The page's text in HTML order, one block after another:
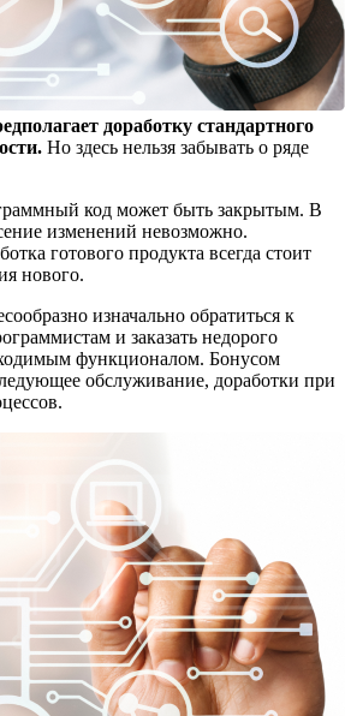
доработку стандартного
Но здесь нельзя забывать о ряде
код может быть закрытым. В
изменений невозможно.
готового продукта всегда стоит
нового.
изначально обратиться к
и заказать недорого
функционалом. Бонусом
обслуживание, доработки при